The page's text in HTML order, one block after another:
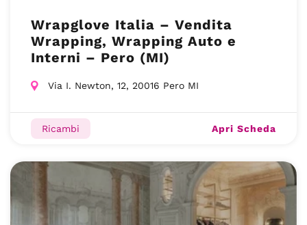
Wrapglove Italia – Vendita
Wrapping, Wrapping Auto e
Interni – Pero (MI)
Via I. Newton, 12, 20016 Pero MI
Ricambi Apri Scheda